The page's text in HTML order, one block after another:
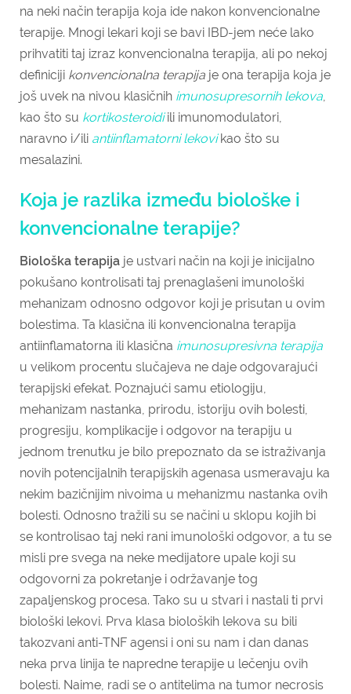
na neki način terapija koja ide nakon konvencionalne
terapije. Mnogi lekari koji se bavi IBD-jem neće lako
prihvatiti taj izraz konvencionalna terapija, ali po nekoj
definiciji konvencionalna terapija je ona terapija koja je
još uvek na nivou klasičnih imunosupresornih lekova,
kao što su kortikosteroidi ili imunomodulatori,
naravno i/ili antiinflamatorni lekovi kao što su
mesalazini.
Koja je razlika između biološke i
konvencionalne terapije?
Biološka terapija je ustvari način na koji je inicijalno
pokušano kontrolisati taj prenaglašeni imunološki
mehanizam odnosno odgovor koji je prisutan u ovim
bolestima. Ta klasična ili konvencionalna terapija
antiinflamatorna ili klasična imunosupresivna terapija
u velikom procentu slučajeva ne daje odgovarajući
terapijski efekat. Poznajući samu etiologiju,
mehanizam nastanka, prirodu, istoriju ovih bolesti,
progresiju, komplikacije i odgovor na terapiju u
jednom trenutku je bilo prepoznato da se istraživanja
novih potencijalnih terapijskih agenasa usmeravaju ka
nekim bazičnijim nivoima u mehanizmu nastanka ovih
bolesti. Odnosno tražili su se načini u sklopu kojih bi
se kontrolisao taj neki rani imunološki odgovor, a tu se
misli pre svega na neke medijatore upale koji su
odgovorni za pokretanje i održavanje tog
zapaljenskog procesa. Tako su u stvari i nastali ti prvi
biološki lekovi. Prva klasa bioloških lekova su bili
takozvani anti-TNF agensi i oni su nam i dan danas
neka prva linija te napredne terapije u lečenju ovih
bolesti. Naime, radi se o antitelima na tumor necrosis